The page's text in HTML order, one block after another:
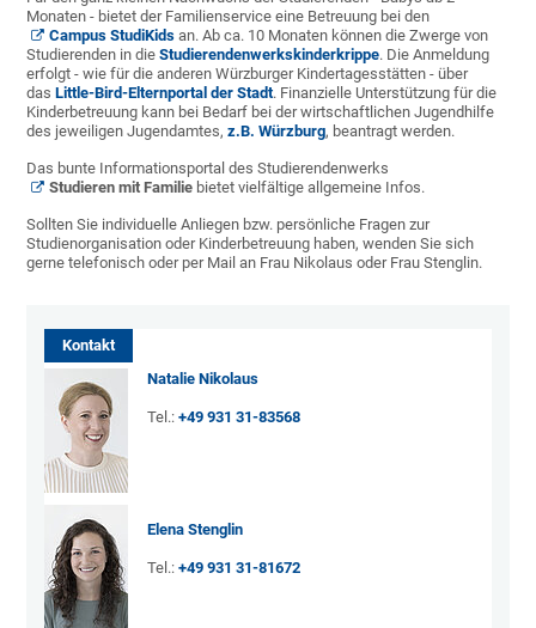
Monaten - bietet der Familienservice eine Betreuung bei den
Campus StudiKids an. Ab ca. 10 Monaten können die Zwerge von
Studierenden in dieStudierendenwerkskinderkrippe. Die Anmeldung
erfolgt - wie für die anderen Würzburger Kindertagesstätten - über
dasLittle-Bird-Elternportal der Stadt. Finanzielle Unterstützung für die
Kinderbetreuung kann bei Bedarf bei der wirtschaftlichen Jugendhilfe
des jeweiligen Jugendamtes,z.B. Würzburg, beantragt werden.
Das bunte Informationsportal des Studierendenwerks
Studieren mit Familie bietet vielfältige allgemeine Infos.
Sollten Sie individuelle Anliegen bzw. persönliche Fragen zur
Studienorganisation oder Kinderbetreuung haben, wenden Sie sich
gerne telefonisch oder per Mail an Frau Nikolaus oder Frau Stenglin.
Kontakt
Natalie Nikolaus
Tel.:+49 931 31-83568
Elena Stenglin
Tel.:+49 931 31-81672